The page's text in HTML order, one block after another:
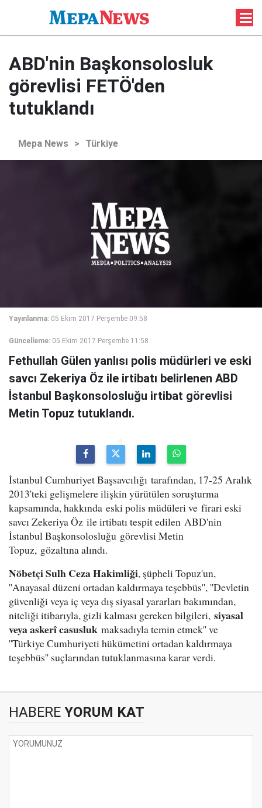
ABD'nin Başkonsolosluk
görevlisi FETÖ'den
tutuklandı
Mepa News > Türkiye
Yayınlanma: 05 Ekim 2017 Perşembe 09:58
Güncelleme: 05 Ekim 2017 Perşembe 11:58
Fethullah Gülen yanlısı polis müdürleri ve eski
savcı Zekeriya Öz ile irtibatı belirlenen ABD
İstanbul Başkonsolosluğu irtibat görevlisi
Metin Topuz tutuklandı.
İstanbul Cumhuriyet Başsavcılığı tarafından, 17-25 Aralık
2013'teki gelişmelere ilişkin yürütülen soruşturma
kapsamında, hakkında eski polis müdüleri ve firari eski
savcı Zekeriya Öz ile irtibatı tespit edilen ABD'nin
İstanbul Başkonsolosluğu görevlisi Metin
Topuz, gözaltına alındı.
Nöbetçi Sulh Ceza Hakimliği, şüpheli Topuz'un,
''Anayasal düzeni ortadan kaldırmaya teşebbüs'', ''Devletin
güvenliği veya iç veya dış siyasal yararları bakımından,
niteliği itibarıyla, gizli kalması gereken bilgileri, siyasal
veya askerî casusluk maksadıyla temin etmek'' ve
''Türkiye Cumhuriyeti hükümetini ortadan kaldırmaya
teşebbüs'' suçlarından tutuklanmasına karar verdi.
HABERE YORUM KAT